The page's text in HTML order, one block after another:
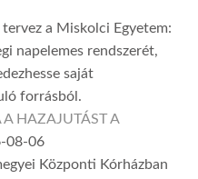
a Miskolci Egyetem:
napelemes rendszerét,
saját
forrásból.
A HAZAJUTÁST A
08-06
Központi Kórházban